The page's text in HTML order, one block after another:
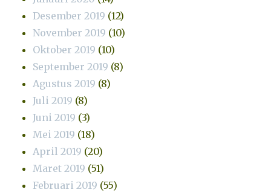
Desember 2019 (12)
November 2019 (10)
Oktober 2019 (10)
September 2019 (8)
Agustus 2019 (8)
Juli 2019 (8)
Juni 2019 (3)
Mei 2019 (18)
April 2019 (20)
Maret 2019 (51)
Februari 2019 (55)